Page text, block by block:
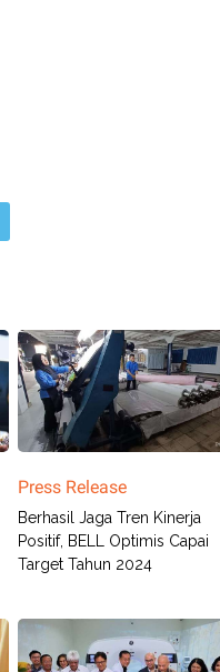
Press Release
Berhasil Jaga Tren Kinerja
Positif, BELL Optimis Capai
Target Tahun 2024